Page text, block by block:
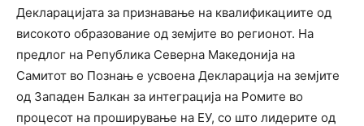
Декларацијата за признавање на квалификациите од
високото образование од земјите во регионот. На
предлог на Република Северна Македонија на
Самитот во Познањ е усвоена Декларација на земјите
од Западен Балкан за интеграција на Ромите во
процесот на проширување на ЕУ, со што лидерите од